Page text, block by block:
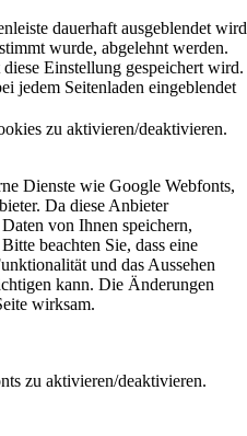
dauerhaft ausgeblendet wird
wurde, abgelehnt werden.
Einstellung gespeichert wird.
jedem Seitenladen eingeblendet
zu aktivieren/deaktivieren.
Dienste wie Google Webfonts,
Da diese Anbieter
von Ihnen speichern,
beachten Sie, dass eine
und das Aussehen
kann. Die Änderungen
wirksam.
zu aktivieren/deaktivieren.